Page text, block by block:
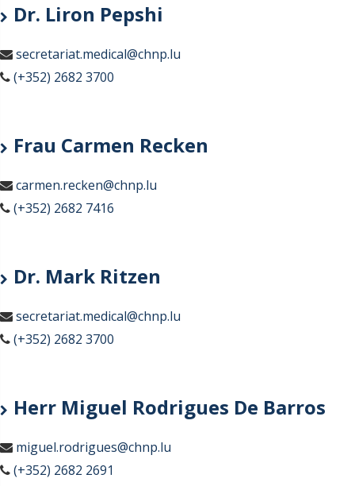
Dr. Liron Pepshi
secretariat.medical@chnp.lu
(+352) 2682 3700
Frau Carmen Recken
carmen.recken@chnp.lu
(+352) 2682 7416
Dr. Mark Ritzen
secretariat.medical@chnp.lu
(+352) 2682 3700
Herr Miguel Rodrigues De Barros
miguel.rodrigues@chnp.lu
(+352) 2682 2691